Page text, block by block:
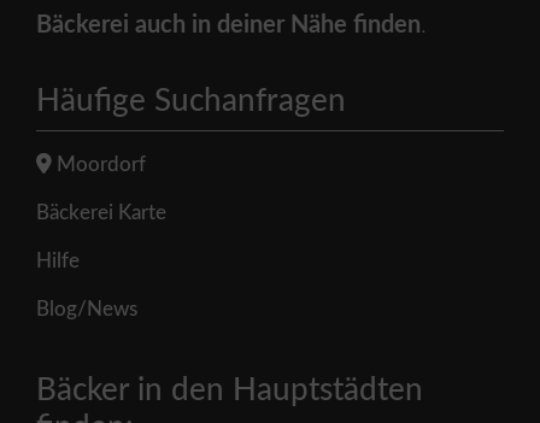
Bäckerei auch in deiner Nähe finden.
Häufige Suchanfragen
Moordorf
Bäckerei Karte
Hilfe
Blog/News
Bäcker in den Hauptstädten